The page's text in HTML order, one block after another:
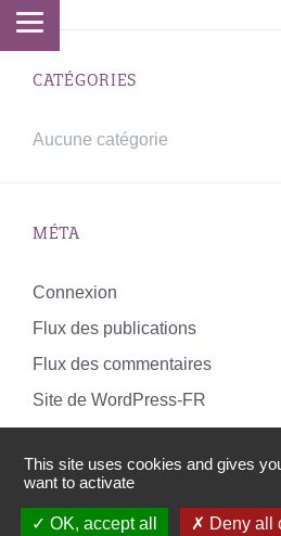
CATÉGORIES
Aucune catégorie
MÉTA
Connexion
Flux des publications
Flux des commentaires
Site de WordPress-FR
© 2026 Le centre de
This site uses cookies and gives
want to activate
OK, accept all Deny all